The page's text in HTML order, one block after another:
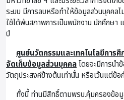
ระบบ มีการลบหรือทำให้ข้อมูลส่วนบุคคล
ใช้ได้พ้นสภาพการเป็นพนักงาน นักศึกษา แ
ปี
ศูนย์นวัตกรรมและเทคโนโลยีการ
จัดเก็บข้อมูลส่วนบุคคลโดยจะมีการนำ
วัตถุประสงค์ข้างต้นเท่านั้น หรือเว้นแต่ข้
ทั้งนี้ ท่านมีสิทธิ์ตามพรบ.คุ้มครองข้อ